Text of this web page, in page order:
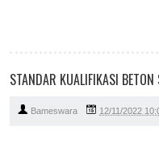
STANDAR KUALIFIKASI
Bameswara 12/11/2022